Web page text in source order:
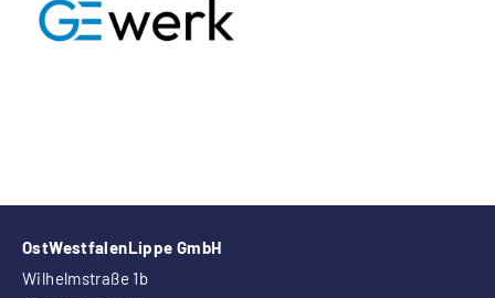
OstWestfalenLippe GmbH
Wilhelmstraße 1b